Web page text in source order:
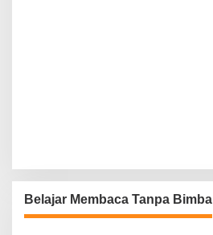
Belajar Membaca Tanpa Bimba